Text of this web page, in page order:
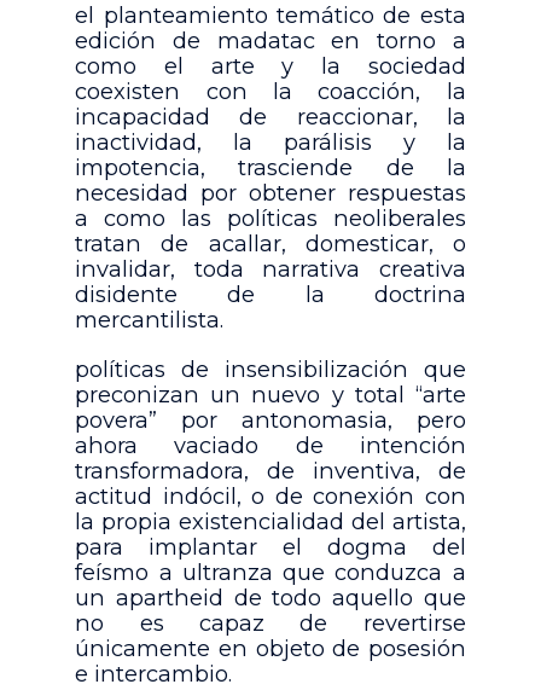
el planteamiento temático de esta
edición de madatac en torno a
como el arte y la sociedad
coexisten con la coacción, la
incapacidad de reaccionar, la
inactividad, la parálisis y la
impotencia, trasciende de la
necesidad por obtener respuestas
a como las políticas neoliberales
tratan de acallar, domesticar, o
invalidar, toda narrativa creativa
disidente de la doctrina
mercantilista.
políticas de insensibilización que
preconizan un nuevo y total “arte
povera” por antonomasia, pero
ahora vaciado de intención
transformadora, de inventiva, de
actitud indócil, o de conexión con
la propia existencialidad del artista,
para implantar el dogma del
feísmo a ultranza que conduzca a
un apartheid de todo aquello que
no es capaz de revertirse
únicamente en objeto de posesión
e intercambio.